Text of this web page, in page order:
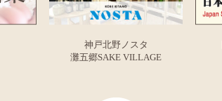
神戸北野ノスタ
灘五郷SAKE VILLAGE